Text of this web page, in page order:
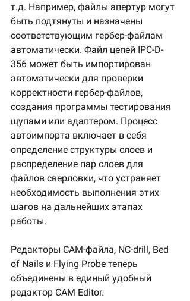
т.д. Например, файлы апертур могут
быть подтянуты и назначены
соответствующим гербер-файлам
автоматически. Файл цепей IPC-D-
356 может быть импортирован
автоматически для проверки
корректности гербер-файлов,
создания программы тестирования
щупами или адаптером. Процесс
автоимпорта включает в себя
определение структуры слоев и
распределение пар слоев для
файлов сверловки, что устраняет
необходимость выполнения этих
шагов на дальнейших этапах
работы.
Редакторы CAM-файла, NC-drill, Bed
of Nails и Flying Probe теперь
объединены в единый удобный
редактор CAM Editor.